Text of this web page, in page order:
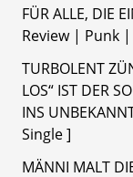
FÜR ALLE, DIE
Review | Punk
TURBOLENT
LOS“ IST DER
INS
Single ]
MÄNNI MALT